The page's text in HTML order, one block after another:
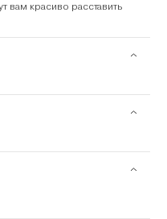
вам красиво расставить